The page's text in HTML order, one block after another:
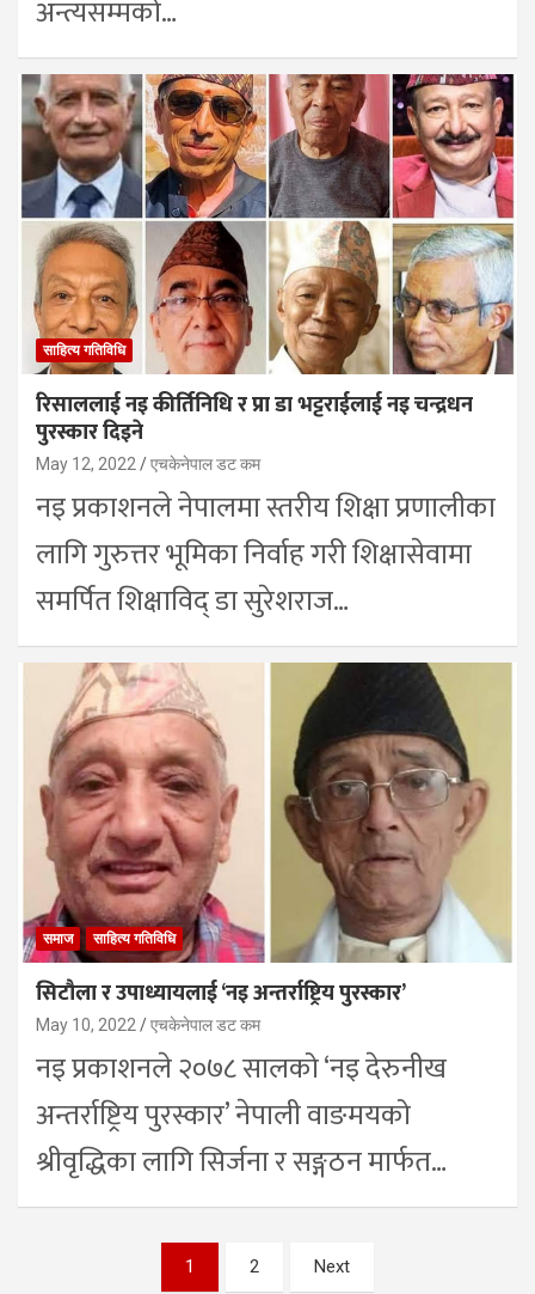
अन्त्यसम्मको…
साहित्य गतिविधि
रिसाललाई नइ कीर्तिनिधि र प्रा डा भट्टराईलाई नइ चन्द्रधन
पुरस्कार दिइने
May 12, 2022 एचकेनेपाल डट कम
नइ प्रकाशनले नेपालमा स्तरीय शिक्षा प्रणालीका
लागि गुरुत्तर भूमिका निर्वाह गरी शिक्षासेवामा
समर्पित शिक्षाविद् डा सुरेशराज…
समाज साहित्य गतिविधि
सिटौला र उपाध्यायलाई ‘नइ अन्तर्राष्ट्रिय पुरस्कार’
May 10, 2022 एचकेनेपाल डट कम
नइ प्रकाशनले २०७८ सालको ‘नइ देरुनीख
अन्तर्राष्ट्रिय पुरस्कार’ नेपाली वाङमयको
श्रीवृद्धिका लागि सिर्जना र सङ्गठन मार्फत…
1 2 Next